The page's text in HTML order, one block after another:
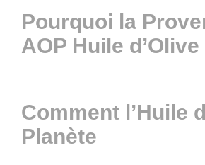
Pourquoi la
AOP Huile d’Olive
Comment l’Huile
Planète